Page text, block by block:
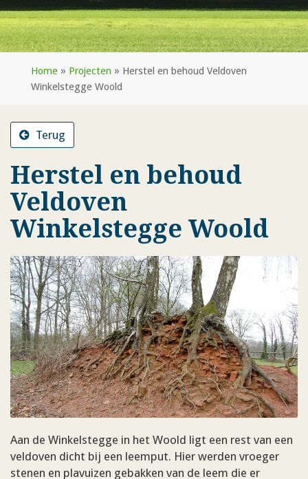
Home » Projecten » Herstel en behoud Veldoven
Winkelstegge Woold
Terug
Herstel en behoud
Veldoven
Winkelstegge Woold
Aan de Winkelstegge in het Woold ligt een rest van een
veldoven dicht bij een leemput. Hier werden vroeger
stenen en plavuizen gebakken van de leem die er